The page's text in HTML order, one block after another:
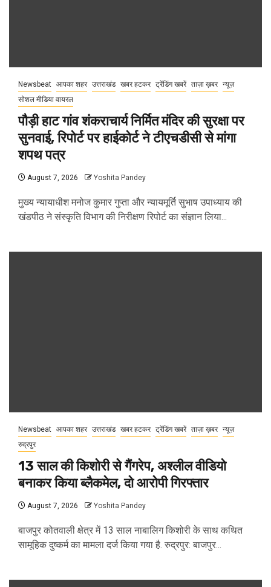
Newsbeat आपका शहर उत्तराखंड खबर हटकर ट्रेंडिंग खबरें ताज़ा ख़बर न्यूज़
सोशल मीडिया वायरल
पौड़ी हाट गांव शंकराचार्य निर्मित मंदिर की सुरक्षा पर
सुनवाई, रिपोर्ट पर हाईकोर्ट ने टीएचडीसी से मांगा
शपथ पत्र
August 7, 2026 Yoshita Pandey
मुख्य न्यायाधीश मनोज कुमार गुप्ता और न्यायमूर्ति सुभाष उपाध्याय की
खंडपीठ ने संस्कृति विभाग की निरीक्षण रिपोर्ट का संज्ञान लिया...
Newsbeat आपका शहर उत्तराखंड खबर हटकर ट्रेंडिंग खबरें ताज़ा ख़बर न्यूज़
रुद्रपुर
13 साल की किशोरी से गैंगरेप, अश्लील वीडियो
बनाकर किया ब्लैकमेल, दो आरोपी गिरफ्तार
August 7, 2026 Yoshita Pandey
बाजपुर कोतवाली क्षेत्र में 13 साल नाबालिग किशोरी के साथ कथित
सामूहिक दुष्कर्म का मामला दर्ज किया गया है. रुद्रपुर: बाजपुर...